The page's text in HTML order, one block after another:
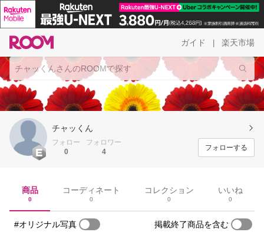
ガイド 楽天市場
チャッくん
フォロー
0
フォロワー
4
フォローする
商品
0
コーディネート
0
コレクション
0
いいね
0
#オリジナル写真 掲載終了商品を含む